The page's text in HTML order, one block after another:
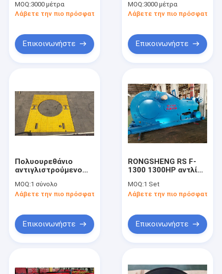
Προϊόντα
σωλήνων 2507 2205
316L 13Cr Ελεύθερη
γεωτρήσεις
πετρελαϊκών
πετρελαίων
MOQ:3000 μέτρα
Λάβετε την πιο πρόσφατη τιμή
Επικοινωνήστε
τυλιγμένα σωλήνες
API 5ST για
πετρελαϊκών
πεδίων
MOQ:3000 μέτρα
Λάβετε την πιο πρόσφατη
Επικοινωνήστε
Πολυουρεθάνιο
αντιγλιστρούμενο
ιντσών
περιστρεφόμενο
χρώμα
2200MM*1800MM
MOQ:1 σύνολο
Λάβετε την πιο πρόσφατη τιμή
Επικοινωνήστε
RONGSHENG RS F-
1300 1300HP αντλία
API 7K εργασιακή
πίεση 5000psi
MOQ:1 Set
Λάβετε την πιο πρόσφατη
Επικοινωνήστε